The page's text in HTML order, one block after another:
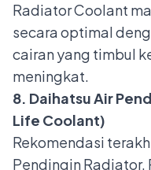
Radiator Coolant
secara optimal
cairan yang timbul
meningkat.
8. Daihatsu Air
Life Coolant)
Rekomendasi
Pendingin Radiator.